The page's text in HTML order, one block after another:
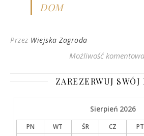
DOM
Przez Wiejska Zagroda
Możliwość
ZAREZERWUJ SWÓJ
Sierpień 2026
PN WT ŚR CZ PT